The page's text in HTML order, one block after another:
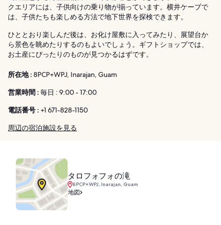
クエリアには、子供向けの乗り物が揃っています。横井ケーブで
は、子供たちも楽しめる方法で地下世界を探検できます。
ひととおり楽しんだ後は、お化け屋敷に入ってみたり、展望台か
ら景色を眺めたりするのもよいでしょう。ギフトショップでは、
お土産にぴったりのものが見つかるはずです。
所在地 : 8PCP+WPJ, Inarajan, Guam
営業時間 : 毎日 : 9:00 - 17:00
電話番号 : +1 671-828-1150
周辺の宿泊施設を見る
タロフォフォの滝
8PCP+WPJ, Inarajan, Guam
地図